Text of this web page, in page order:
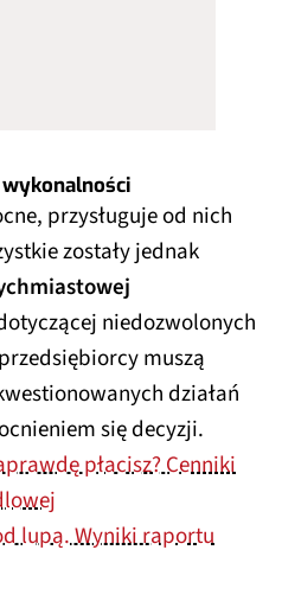
przysługuje od nich
zostały jednak
niedozwolonych
muszą
działań
się decyzji.
płacisz? Cenniki
lupą. Wyniki raportu